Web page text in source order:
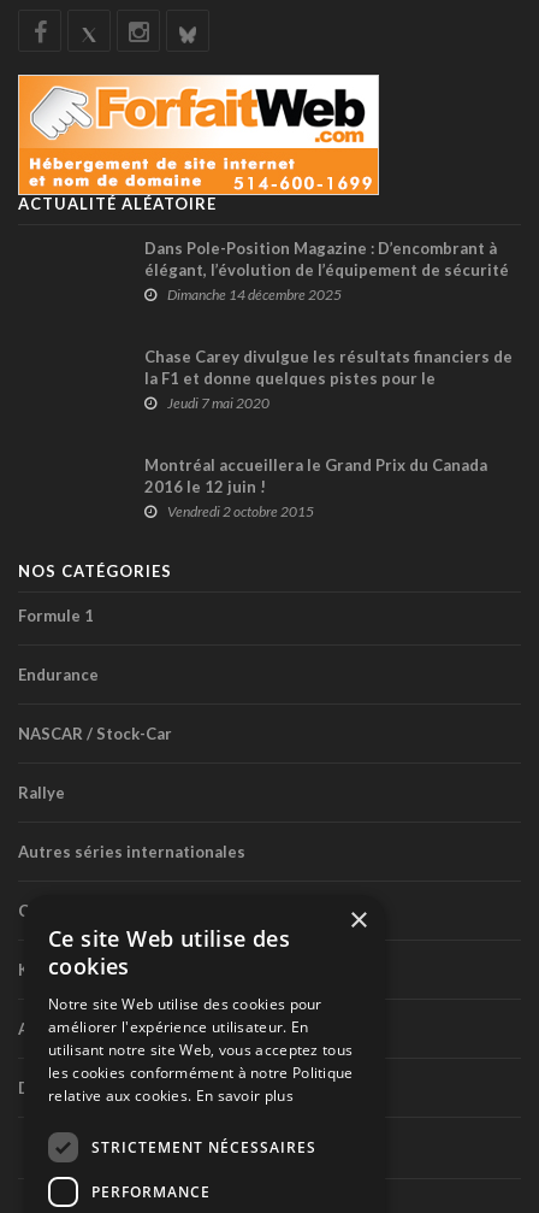
ACTUALITÉ ALÉATOIRE
Dans Pole-Position Magazine : D’encombrant à
élégant, l’évolution de l’équipement de sécurité
des pilotes
Dimanche 14 décembre 2025
Chase Carey divulgue les résultats financiers de
la F1 et donne quelques pistes pour le
calendrier 2020
Jeudi 7 mai 2020
Montréal accueillera le Grand Prix du Canada
2016 le 12 juin !
Vendredi 2 octobre 2015
NOS CATÉGORIES
Formule 1
Endurance
NASCAR / Stock-Car
Rallye
Autres séries internationales
Circuit routier canadien
Karting
Autres séries nationales
Divers
×
Ce site Web utilise des
cookies
Notre site Web utilise des cookies pour
améliorer l'expérience utilisateur. En
utilisant notre site Web, vous acceptez tous
les cookies conformément à notre Politique
relative aux cookies. En savoir plus
STRICTEMENT NÉCESSAIRES
PERFORMANCE